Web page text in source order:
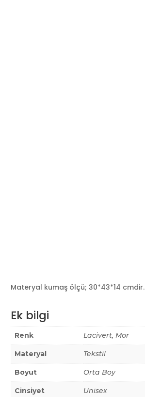
Materyal kumaş ölçü; 30*43*14 cmdir.
Ek bilgi
Renk Lacivert, Mor
Materyal Tekstil
Boyut Orta Boy
Cinsiyet Unisex